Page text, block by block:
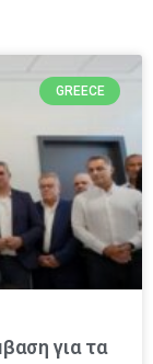
GREECE
για τα